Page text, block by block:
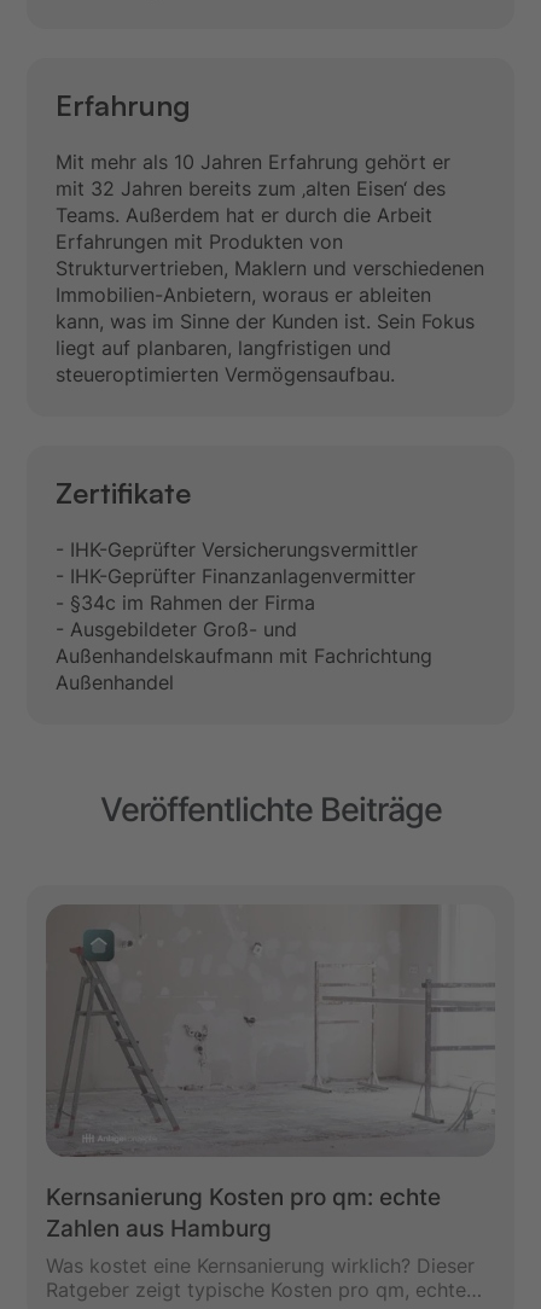
Erfahrung
Mit mehr als 10 Jahren Erfahrung gehört er
mit 32 Jahren bereits zum ‚alten Eisen‘ des
Teams. Außerdem hat er durch die Arbeit
Erfahrungen mit Produkten von
Strukturvertrieben, Maklern und verschiedenen
Immobilien-Anbietern, woraus er ableiten
kann, was im Sinne der Kunden ist. Sein Fokus
liegt auf planbaren, langfristigen und
steueroptimierten Vermögensaufbau.
Zertifikate
- IHK-Geprüfter Versicherungsvermittler
- IHK-Geprüfter Finanzanlagenvermitter
- §34c im Rahmen der Firma
- Ausgebildeter Groß- und
Außenhandelskaufmann mit Fachrichtung
Außenhandel
Veröffentlichte Beiträge
Kernsanierung Kosten pro qm: echte
Zahlen aus Hamburg
Was kostet eine Kernsanierung wirklich? Dieser
Ratgeber zeigt typische Kosten pro qm, echte